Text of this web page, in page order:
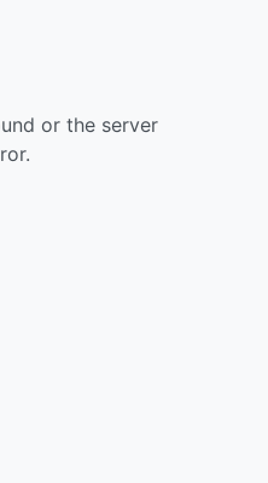
or the server